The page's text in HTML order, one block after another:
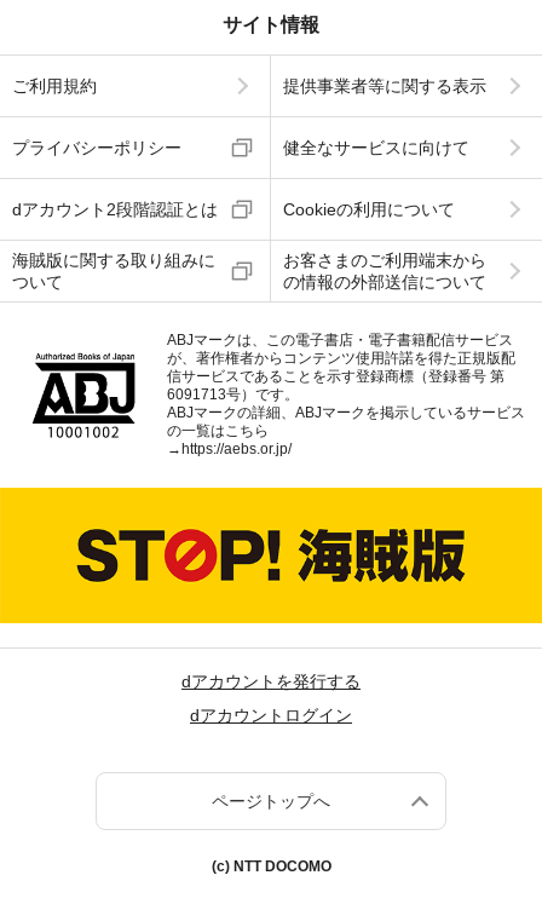
サイト情報
ご利用規約 提供事業者等に関する表示
プライバシーポリシー 健全なサービスに向けて
dアカウント2段階認証とは Cookieの利用について
海賊版に関する取り組みに
ついて
お客さまのご利用端末から
の情報の外部送信について
ABJマークは、この電子書店・電子書籍配信サービス
が、著作権者からコンテンツ使用許諾を得た正規版配
信サービスであることを示す登録商標（登録番号 第
6091713号）です。
ABJマークの詳細、ABJマークを掲示しているサービス
の一覧はこちら
→ https://aebs.or.jp/
dアカウントを発行する
dアカウントログイン
ページトップへ
(c) NTT DOCOMO